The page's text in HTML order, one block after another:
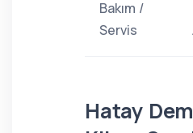
Bakım /
Servis
Hatay